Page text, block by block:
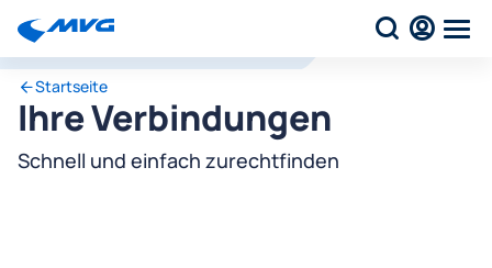
Startseite
Ihre Verbindungen
Schnell und einfach zurechtfinden